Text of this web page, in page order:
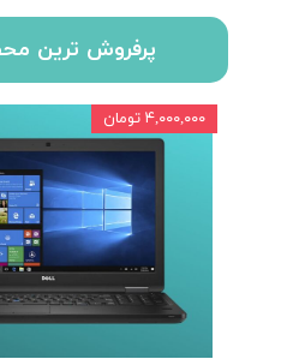
۴,۰۰۰,۰۰۰ تومان
پرفروش ترین